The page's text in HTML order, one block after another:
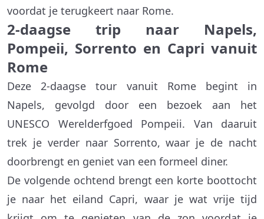
voordat je terugkeert naar Rome.
2-daagse trip naar Napels,
Pompeii, Sorrento en Capri vanuit
Rome
Deze 2-daagse tour vanuit Rome begint in
Napels, gevolgd door een bezoek aan het
UNESCO Werelderfgoed Pompeii. Van daaruit
trek je verder naar Sorrento, waar je de nacht
doorbrengt en geniet van een formeel diner.
De volgende ochtend brengt een korte boottocht
je naar het eiland Capri, waar je wat vrije tijd